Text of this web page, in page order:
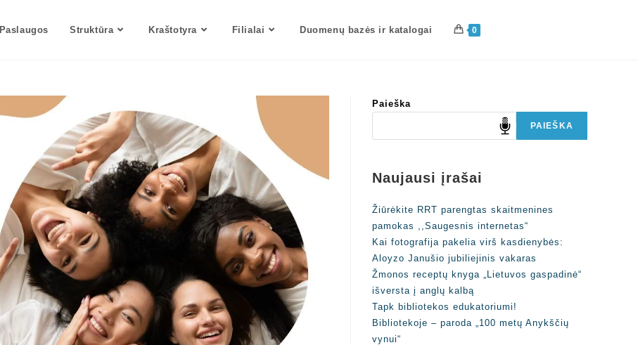
Paslaugos Struktūra Kraštotyra Filialai Duomenų bazės ir katalogai 0
Paieška
PAIEŠKA
Naujausi įrašai
Žiūrėkite RRT parengtas skaitmenines
pamokas ,,Saugesnis internetas“
Kai fotografija pakelia virš kasdienybės:
Aloyzo Janušio jubiliejinis vakaras
Žmonos receptų knyga „Lietuvos gaspadinė“
išversta į anglų kalbą
Tapk bibliotekos edukatoriumi!
Bibliotekoje – paroda „100 metų Anykščių
vynui“